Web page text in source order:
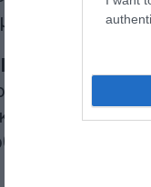
Τις
νεφώσεις
τοπικοί